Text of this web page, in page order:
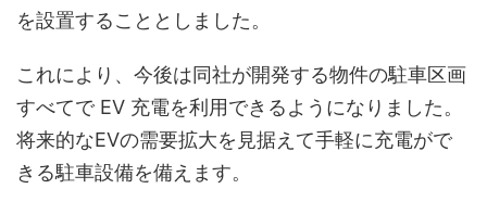
を設置することとしました。
これにより、今後は同社が開発する物件の駐車区画
すべてで EV 充電を利用できるようになりました。
将来的なEVの需要拡大を見据えて手軽に充電がで
きる駐車設備を備えます。